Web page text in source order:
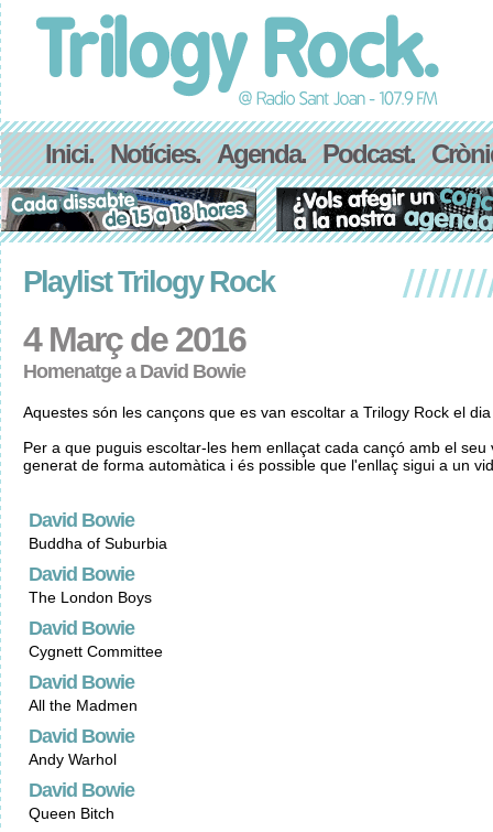
Inici. Notícies. Agenda. Podcast.
Playlist Trilogy Rock
4 Març de 2016
Homenatge a David Bowie
Aquestes són les cançons que es van escoltar a Trilogy Rock el
Per a que puguis escoltar-les hem enllaçat cada cançó amb el
generat de forma automàtica i és possible que l'enllaç sigui a un
David Bowie
Buddha of Suburbia
David Bowie
The London Boys
David Bowie
Cygnett Committee
David Bowie
All the Madmen
David Bowie
Andy Warhol
David Bowie
Queen Bitch